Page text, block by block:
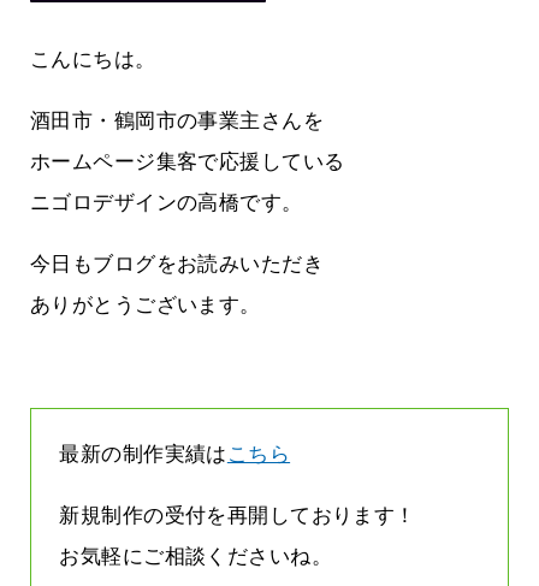
こんにちは。
酒田市・鶴岡市の事業主さんを
ホームページ集客で応援している
ニゴロデザインの高橋です。
今日もブログをお読みいただき
ありがとうございます。
最新の制作実績は こちら
新規制作の受付を再開しております！
お気軽にご相談くださいね。
たより利
まって
酒田商工会議所さんへニゴロ通信を持
って行くときって8～9割方雨なんです
よね